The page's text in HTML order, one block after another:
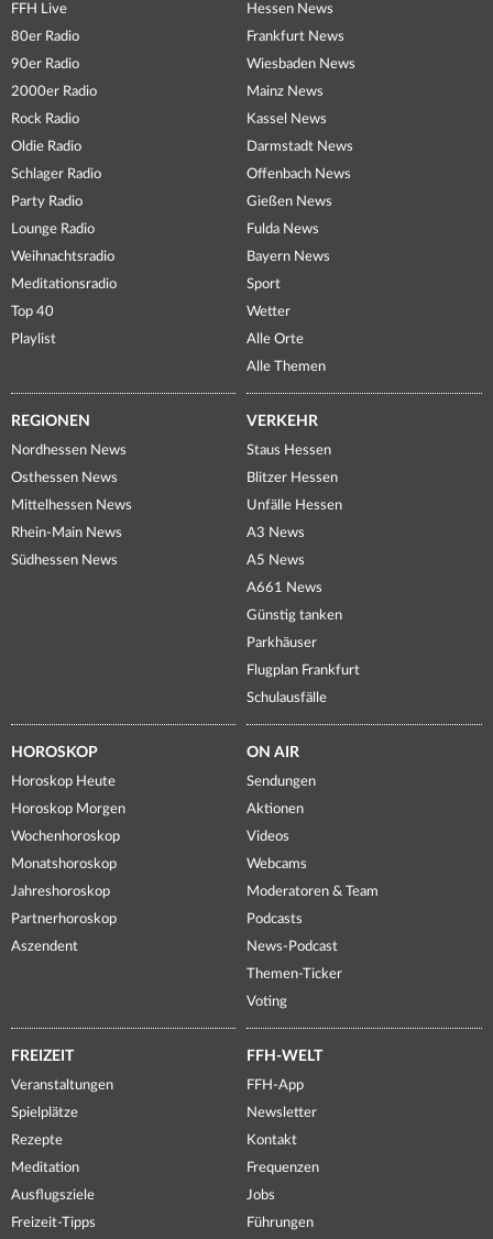
FFH Live
80er Radio
90er Radio
2000er Radio
Rock Radio
Oldie Radio
Schlager Radio
Party Radio
Lounge Radio
Weihnachtsradio
Meditationsradio
Top 40
Playlist
Hessen News
Frankfurt News
Wiesbaden News
Mainz News
Kassel News
Darmstadt News
Offenbach News
Gießen News
Fulda News
Bayern News
Sport
Wetter
Alle Orte
Alle Themen
REGIONEN
Nordhessen News
Osthessen News
Mittelhessen News
Rhein-Main News
Südhessen News
VERKEHR
Staus Hessen
Blitzer Hessen
Unfälle Hessen
A3 News
A5 News
A661 News
Günstig tanken
Parkhäuser
Flugplan Frankfurt
Schulausfälle
HOROSKOP
Horoskop Heute
Horoskop Morgen
Wochenhoroskop
Monatshoroskop
Jahreshoroskop
Partnerhoroskop
Aszendent
ON AIR
Sendungen
Aktionen
Videos
Webcams
Moderatoren & Team
Podcasts
News-Podcast
Themen-Ticker
Voting
FREIZEIT
Veranstaltungen
Spielplätze
Rezepte
Meditation
Ausflugsziele
Freizeit-Tipps
FFH-WELT
FFH-App
Newsletter
Kontakt
Frequenzen
Jobs
Führungen